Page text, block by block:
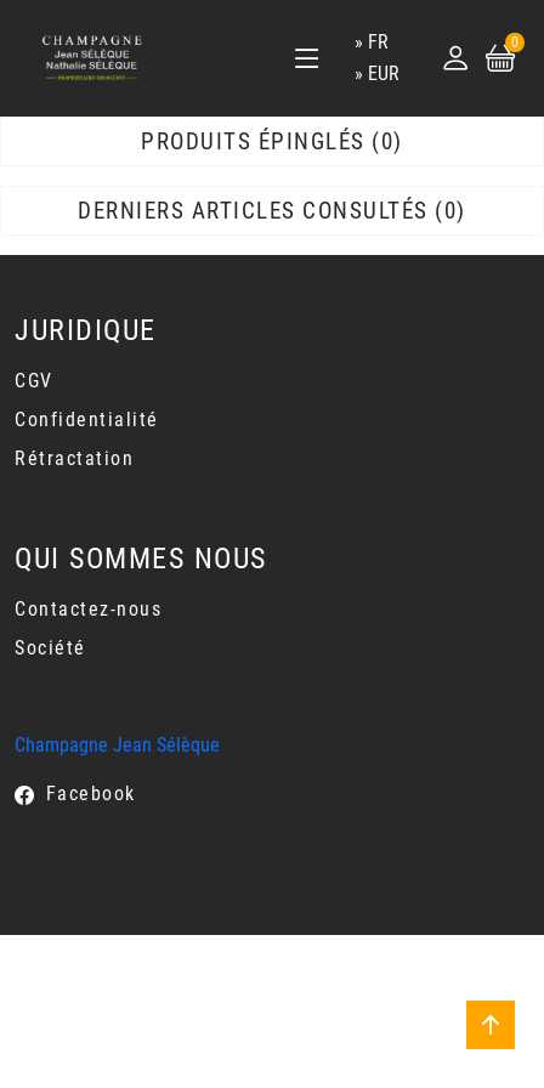
FR
EUR
0
PRODUITS ÉPINGLÉS 0
DERNIERS ARTICLES CONSULTÉS 0
JURIDIQUE
CGV
Confidentialité
Rétractation
QUI SOMMES NOUS
Contactez-nous
Société
Champagne Jean Sélèque
Facebook